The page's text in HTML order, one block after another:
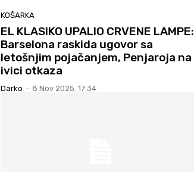
KOŠARKA
EL KLASIKO UPALIO CRVENE LAMPE:
Barselona raskida ugovor sa
letošnjim pojačanjem, Penjaroja na
ivici otkaza
Darko - 8 Nov 2025. 17:34